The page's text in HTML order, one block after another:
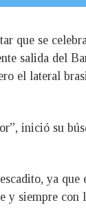
que se
salida del
el lateral
inició su
ya
y siempre con